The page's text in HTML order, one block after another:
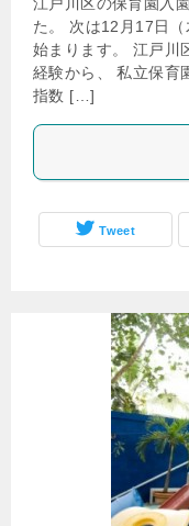
た。 次は12月17日
始まります。 江戸川
経験から、 私立保育
指数 […]
Tweet